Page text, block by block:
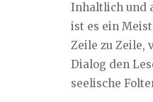
Inhaltlich und
ist es ein
Zeile zu Zeile,
Dialog den
seelische